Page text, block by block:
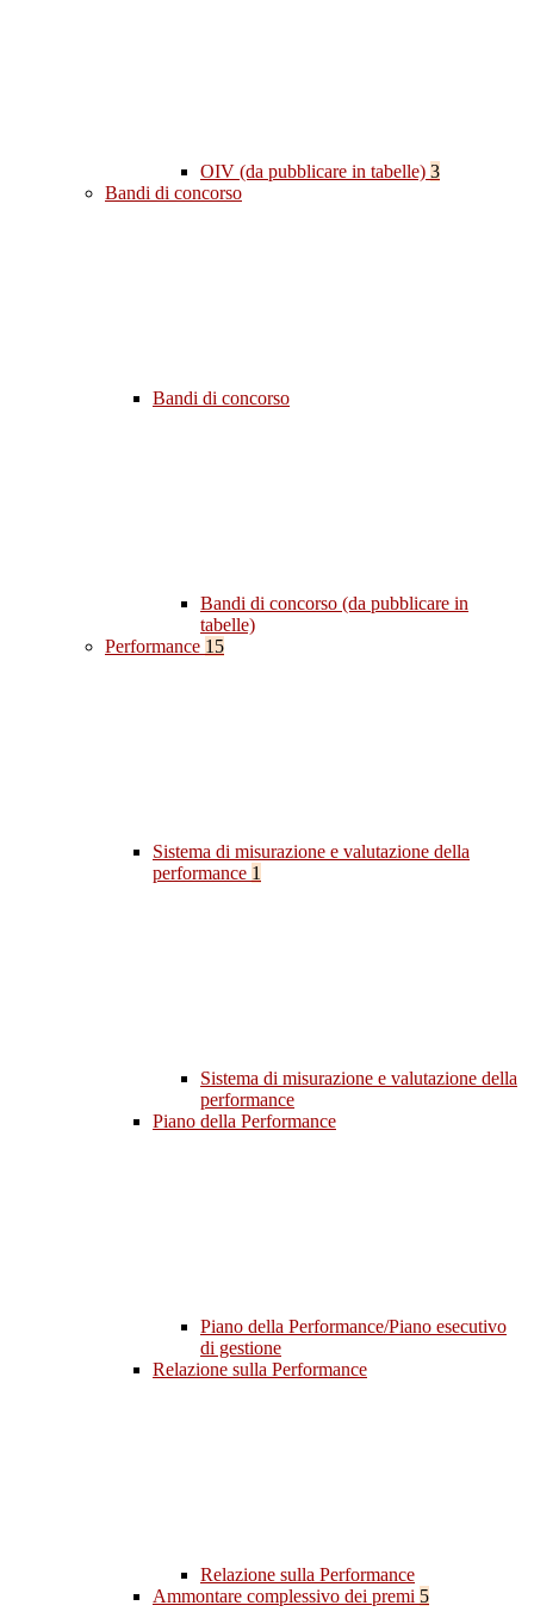
OIV (da pubblicare in tabelle) 3
Bandi di concorso
Bandi di concorso
Bandi di concorso (da pubblicare in
tabelle)
Performance 15
Sistema di misurazione e valutazione della
performance 1
Sistema di misurazione e valutazione della
performance
Piano della Performance
Piano della Performance/Piano esecutivo
di gestione
Relazione sulla Performance
Relazione sulla Performance
Ammontare complessivo dei premi 5